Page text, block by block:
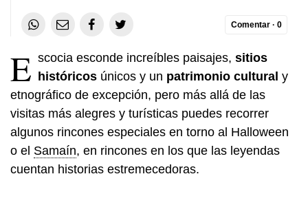
Comentar · 0
E scocia esconde increíbles paisajes, sitios
históricos únicos y un patrimonio cultural y
etnográfico de excepción, pero más allá de las
visitas más alegres y turísticas puedes recorrer
algunos rincones especiales en torno al Halloween
o el Samaín, en rincones en los que las leyendas
cuentan historias estremecedoras.